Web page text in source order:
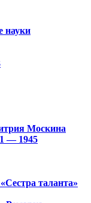
науки
Москина
— 1945
таланта»